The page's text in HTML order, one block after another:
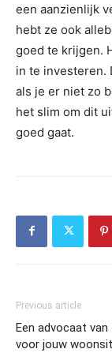
een aanzienlijk
hebt ze ook
goed te krijgen.
in te investeren.
als je er niet zo
het slim om dit
goed gaat.
Previous article
Een advocaat
voor jouw